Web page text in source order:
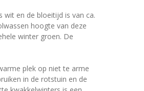
wit en de bloeitijd is van ca.
hoogte van deze
winter groen. De
plek op niet te arme
in de rotstuin en de